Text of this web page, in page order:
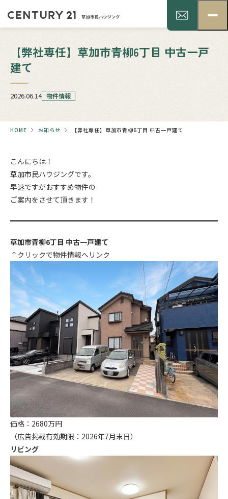
【弊社専任】草加市青柳6丁目 中古一戸
建て
2026.06.14 物件情報
HOME お知らせ 【弊社専任】草加市青柳6丁目 中古一戸建て
こんにちは！
草加市民ハウジングです。
早速ですがおすすめ物件の
ご案内をさせて頂きます！
草加市青柳6丁目 中古一戸建て
↑クリックで物件情報へリンク
価格：2680万円
（広告掲載有効期限：2026年7月末日）
リビング